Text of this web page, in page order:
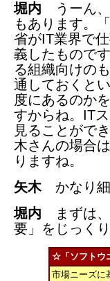
堀内 うーん、
もあります。「
省がIT業界で
義したもので
る組織向けの
通しておくと
度にあるのか
すからね。IT
見ることがで
木さんの場合
りますね。
矢木かなり細
堀内 まずは、
要」をじっく
☆「ソフトウ
市場ニーズに